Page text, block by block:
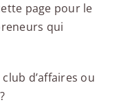
page pour le
qui
d’affaires ou